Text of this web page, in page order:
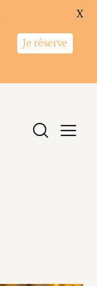
Je réserve
X